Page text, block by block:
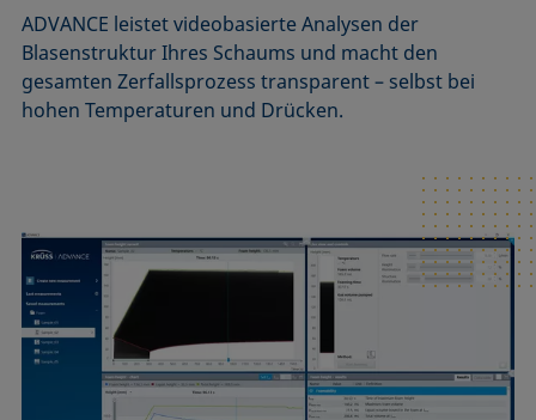
ADVANCE leistet videobasierte Analysen der
Blasenstruktur Ihres Schaums und macht den
gesamten Zerfallsprozess transparent – selbst bei
hohen Temperaturen und Drücken.